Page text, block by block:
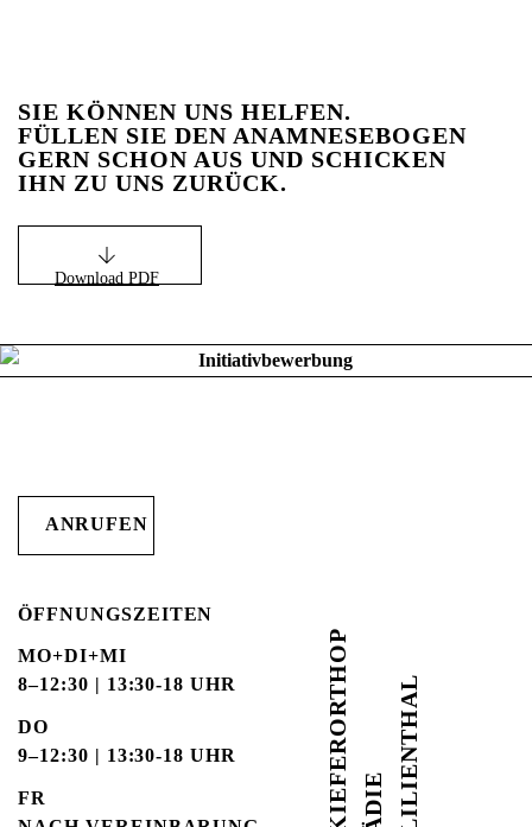
SIE KÖNNEN UNS HELFEN.
FÜLLEN SIE DEN ANAMNESEBOGEN
GERN SCHON AUS UND SCHICKEN
IHN ZU UNS ZURÜCK.
Download PDF
ANRUFEN
ÖFFNUNGSZEITEN
MO+DI+MI
8–12:30 | 13:30-18 UHR
DO
9–12:30 | 13:30-18 UHR
FR
K
I
E F
E
R
O
R
T
H
O
P
Ä
D
I E LILIENTHAL